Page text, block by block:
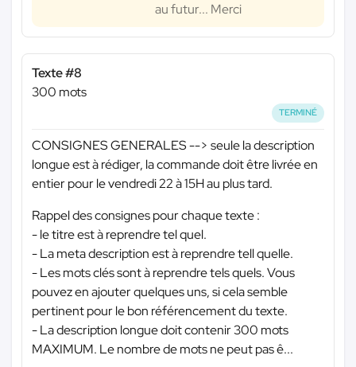
au futur... Merci
Texte #8
300 mots
TERMINÉ
CONSIGNES GENERALES --> seule la description
longue est à rédiger, la commande doit être livrée en
entier pour le vendredi 22 à 15H au plus tard.
Rappel des consignes pour chaque texte :
- le titre est à reprendre tel quel.
- La meta description est à reprendre tell quelle.
- Les mots clés sont à reprendre tels quels. Vous
pouvez en ajouter quelques uns, si cela semble
pertinent pour le bon référencement du texte.
- La description longue doit contenir 300 mots
MAXIMUM. Le nombre de mots ne peut pas ê...